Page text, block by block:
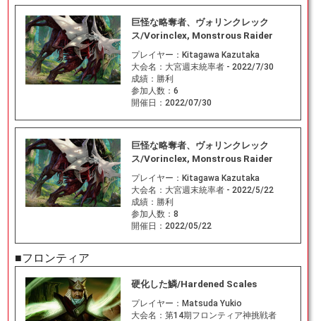
巨怪な略奪者、ヴォリンクレック
ス/Vorinclex, Monstrous Raider
プレイヤー： Kitagawa Kazutaka
大会名： 大宮週末統率者 - 2022/7/30
成績： 勝利
参加人数： 6
開催日： 2022/07/30
巨怪な略奪者、ヴォリンクレック
ス/Vorinclex, Monstrous Raider
プレイヤー： Kitagawa Kazutaka
大会名： 大宮週末統率者 - 2022/5/22
成績： 勝利
参加人数： 8
開催日： 2022/05/22
■フロンティア
硬化した鱗/Hardened Scales
プレイヤー： Matsuda Yukio
大会名： 第14期フロンティア神挑戦者